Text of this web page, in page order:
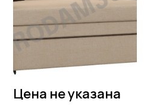
Цена не указана